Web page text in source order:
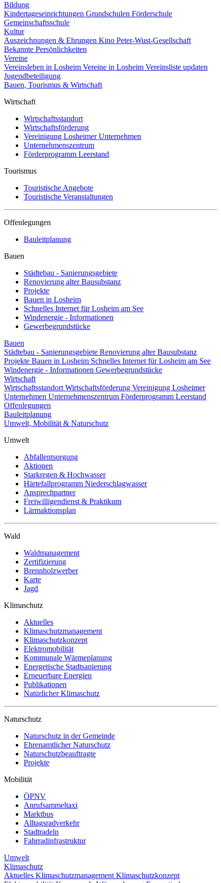
Bildung
Kindertageseinrichtungen Grundschulen Förderschule
Gemeinschaftsschule
Kultur
Auszeichnungen & Ehrungen Kino Peter-Wust-Gesellschaft
Bekannte Persönlichkeiten
Vereine
Vereinsleben in Losheim Vereine in Losheim Vereinsliste updaten
Jugendbeteiligung
Bauen, Tourismus & Wirtschaft
Wirtschaft
Wirtschaftsstandort
Wirtschaftsförderung
Vereinigung Losheimer Unternehmen
Unternehmenszentrum
Förderprogramm Leerstand
Tourismus
Touristische Angebote
Touristische Veranstaltungen
Offenlegungen
Bauleitplanung
Bauen
Städtebau - Sanierungsgebiete
Renovierung alter Bausubstanz
Projekte
Bauen in Losheim
Schnelles Internet für Losheim am See
Windenergie - Informationen
Gewerbegrundstücke
Bauen
Städtebau - Sanierungsgebiete Renovierung alter Bausubstanz
Projekte Bauen in Losheim Schnelles Internet für Losheim am See
Windenergie - Informationen Gewerbegrundstücke
Wirtschaft
Wirtschaftsstandort Wirtschaftsförderung Vereinigung Losheimer
Unternehmen Unternehmenszentrum Förderprogramm Leerstand
Offenlegungen
Bauleitplanung
Umwelt, Mobilität & Naturschutz
Umwelt
Abfallentsorgung
Aktionen
Starkregen & Hochwasser
Härtefallprogramm Niederschlagwasser
Ansprechpartner
Freiwilligendienst & Praktikum
Lärmaktionsplan
Wald
Waldmanagement
Zertifizierung
Brennholzwerber
Karte
Jagd
Klimaschutz
Aktuelles
Klimaschutzmanagement
Klimaschutzkonzept
Elektromobilität
Kommunale Wärmeplanung
Energetische Stadtsanierung
Erneuerbare Energien
Publikationen
Natürlicher Klimaschutz
Naturschutz
Naturschutz in der Gemeinde
Ehrenamtlicher Naturschutz
Naturschutzbeauftragte
Projekte
Mobilität
ÖPNV
Anrufsammeltaxi
Marktbus
Alltagsradverkehr
Stadtradeln
Fahrradinfrastruktur
Umwelt
Klimaschutz
Aktuelles Klimaschutzmanagement Klimaschutzkonzept